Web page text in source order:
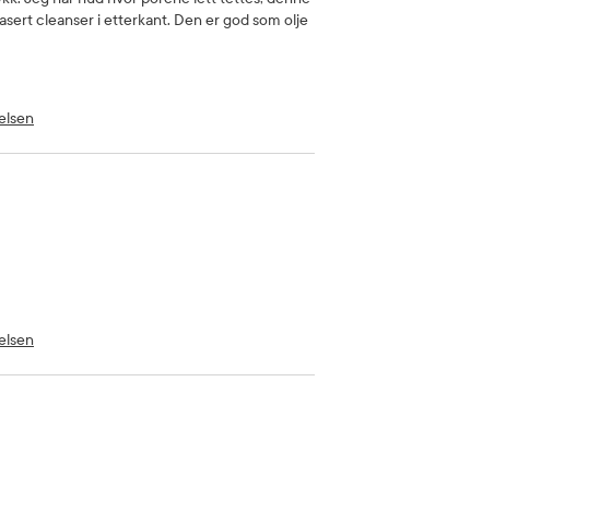
cleanser i etterkant. Den er god som olje